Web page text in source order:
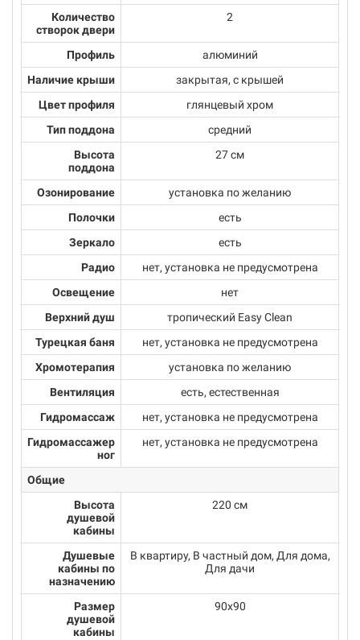
Количество
створок двери
2
Профиль
алюминий
Наличие крыши
закрытая, с крышей
Цвет профиля
глянцевый хром
Тип поддона
средний
Высота
поддона
27 см
Озонирование
установка по желанию
Полочки
есть
Зеркало
есть
Радио
нет, установка не предусмотрена
Освещение
нет
Верхний душ
тропический Easy Clean
Турецкая баня
нет, установка не предусмотрена
Хромотерапия
установка по желанию
Вентиляция
есть, естественная
Гидромассаж
нет, установка не предусмотрена
Гидромассажер
ног
нет, установка не предусмотрена
Общие
Высота
душевой
кабины
220 см
Душевые
кабины по
назначению
В квартиру, В частный дом, Для дома,
Для дачи
Размер
душевой
кабины
90х90